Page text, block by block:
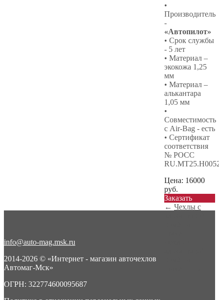
•
Производитель
-
«Автопилот»
• Срок службы
- 5 лет
• Материал –
экокожа 1,25
мм
• Материал –
алькантара
1,05 мм
•
Совместимость
с Air-Bag - есть
• Сертификат
соответствия
№ РОСС
Цена: 16000
руб.
Заказать
← Чехлы с
info@auto-mag.msk.ru
2014-2026 © «Интернет - магазин авточехлов
Автомаг-Мск»
ОГРН: 322774600095687